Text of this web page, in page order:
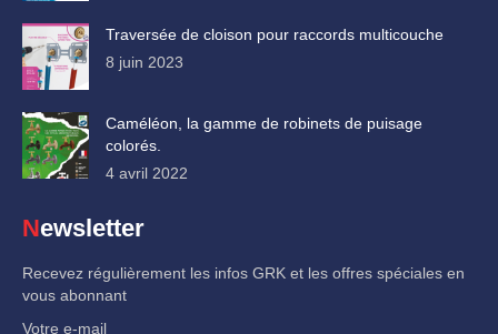
Traversée de cloison pour raccords multicouche
8 juin 2023
Caméléon, la gamme de robinets de puisage
colorés.
4 avril 2022
Newsletter
Recevez régulièrement les infos GRK et les offres spéciales en
vous abonnant
Votre e-mail